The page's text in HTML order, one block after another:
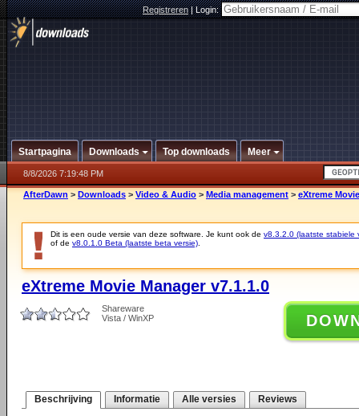
Registreren|Login:
Startpagina Downloads Top downloads Meer
8/8/2026 7:19:48 PM
AfterDawn > Downloads > Video & Audio > Media management > eXtreme
Dit is een oude versie van deze software. Je kunt ook de v8.3.2.0 (laatste stabiele
of de v8.0.1.0 Beta (laatste beta versie)
eXtreme Movie Manager v7.1.1.0
Shareware
Vista / WinXP
Beschrijving Informatie Alle versies Reviews